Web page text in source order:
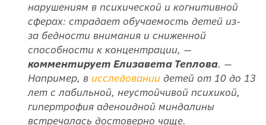
нарушениям в психической и когнитивной
сферах: страдает обучаемость детей из-
за бедности внимания и сниженной
способности к концентрации, —
комментирует Елизавета Теплова. —
Например, висследованиидетей от 10 до 13
лет с лабильной, неустойчивой психикой,
гипертрофия аденоидной миндалины
встречалась достоверно чаще.